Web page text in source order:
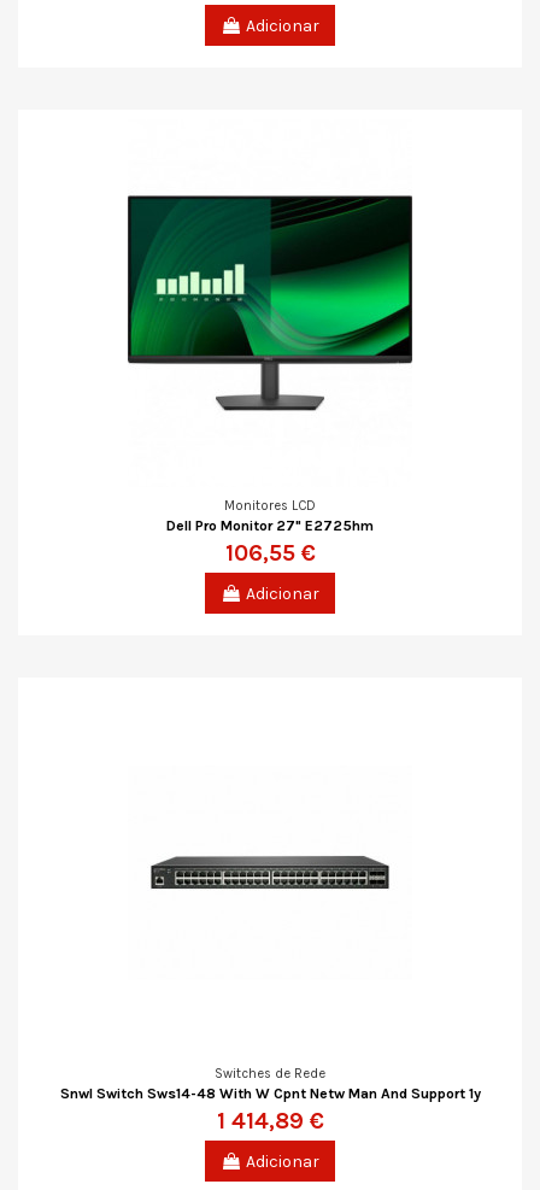
Adicionar
Monitores LCD
Dell Pro Monitor 27" E2725hm
106,55 €
Adicionar
Switches de Rede
Snwl Switch Sws14-48 With W Cpnt Netw Man And Support 1y
1 414,89 €
Adicionar